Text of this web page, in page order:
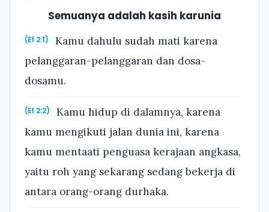
Semuanya adalah kasih karunia
(Ef 2:1)
Kamu dahulu sudah mati karena
pelanggaran-pelanggaran dan dosa-
dosamu.
(Ef 2:2)
Kamu hidup di dalamnya, karena
kamu mengikuti jalan dunia ini, karena
kamu mentaati penguasa kerajaan angkasa,
yaitu roh yang sekarang sedang bekerja di
antara orang-orang durhaka.